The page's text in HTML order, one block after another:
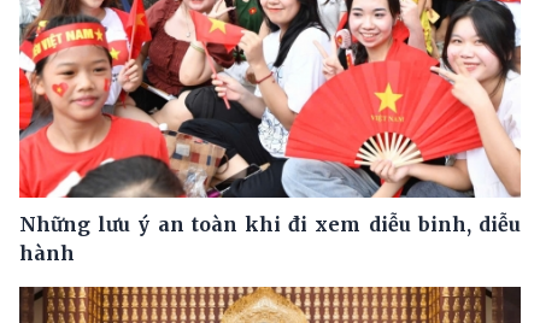
Những lưu ý an toàn khi đi xem diễu binh, diễu
hành